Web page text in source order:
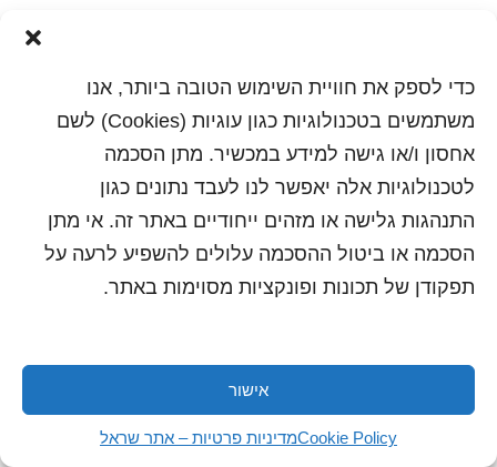
כדי לספק את חוויית השימוש הטובה ביותר, אנו
משתמשים בטכנולוגיות כגון עוגיות (Cookies) לשם
אחסון ו/או גישה למידע במכשיר. מתן הסכמה
לטכנולוגיות אלה יאפשר לנו לעבד נתונים כגון
התנהגות גלישה או מזהים ייחודיים באתר זה. אי מתן
הסכמה או ביטול ההסכמה עלולים להשפיע לרעה על
תפקודן של תכונות ופונקציות מסוימות באתר.
אישור
Cookie Policyמדיניות פרטיות – אתר שראל
שלח לחבר
כל הזכויות שמורות לשראל 2018 | עיצוב ותכנות: סטודיו
"היוצרים"